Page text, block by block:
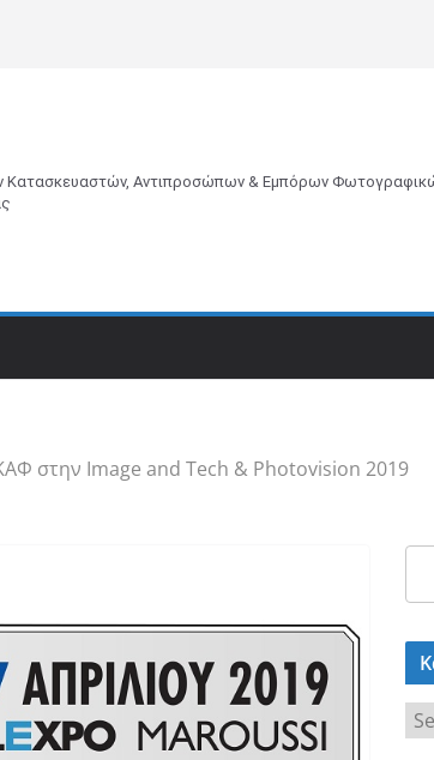
Κατασκευαστών, Αντιπροσώπων & Εμπόρων
στην Image and Tech & Photovision 2019
α